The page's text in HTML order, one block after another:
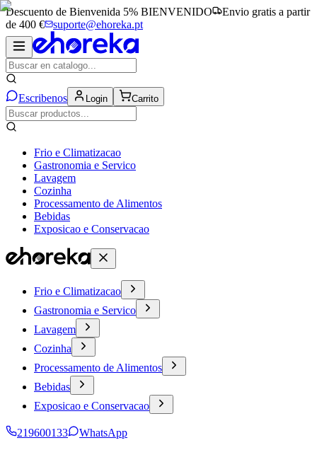
Descuento de Bienvenida 5% BIENVENIDO
Envio gratis a partir
de 400 €
suporte@ehoreka.pt
Escribenos Login Carrito
Frio e Climatizacao
Gastronomia e Servico
Lavagem
Cozinha
Processamento de Alimentos
Bebidas
Exposicao e Conservacao
Frio e Climatizacao
Gastronomia e Servico
Lavagem
Cozinha
Processamento de Alimentos
Bebidas
Exposicao e Conservacao
219600133
WhatsApp